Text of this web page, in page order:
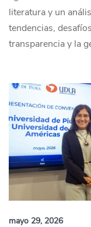
literatura y un
tendencias,
transparencia y la
mayo 29, 2026